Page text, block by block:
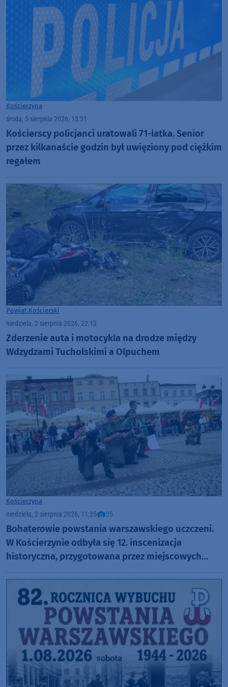
Kościerzyna
środa, 5 sierpnia 2026, 13:31
Kościerscy policjanci uratowali 71-latka. Senior
przez kilkanaście godzin był uwięziony pod ciężkim
regałem
Powiat Kościerski
niedziela, 2 sierpnia 2026, 22:12
Zderzenie auta i motocykla na drodze między
Wdzydzami Tucholskimi a Olpuchem
Kościerzyna
niedziela, 2 sierpnia 2026, 11:25 25
Bohaterowie powstania warszawskiego uczczeni.
W Kościerzynie odbyła się 12. inscenizacja
historyczna, przygotowana przez miejscowych